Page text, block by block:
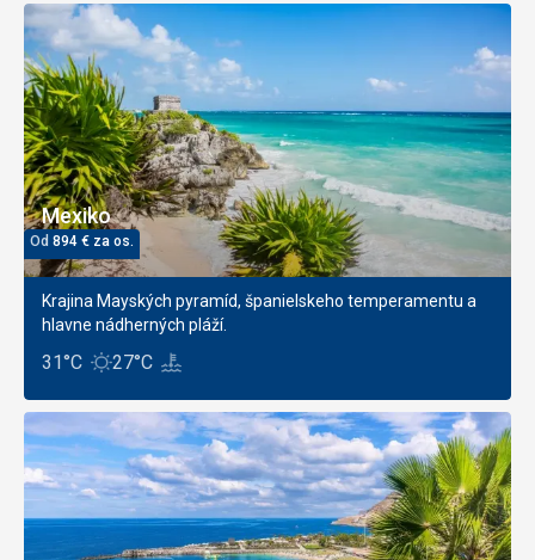
Mexiko
Od 894 € za os.
Krajina Mayských pyramíd, španielskeho temperamentu a
hlavne nádherných pláží.
31°C 27°C